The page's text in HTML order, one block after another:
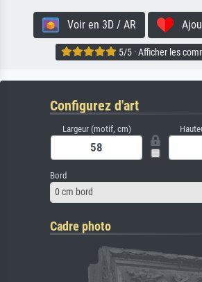
Voir en 3D / AR
5/5 · Afficher les
Configurez d'art
Largeur (motif, cm)
Bord
0 cm bord
Cadre photo